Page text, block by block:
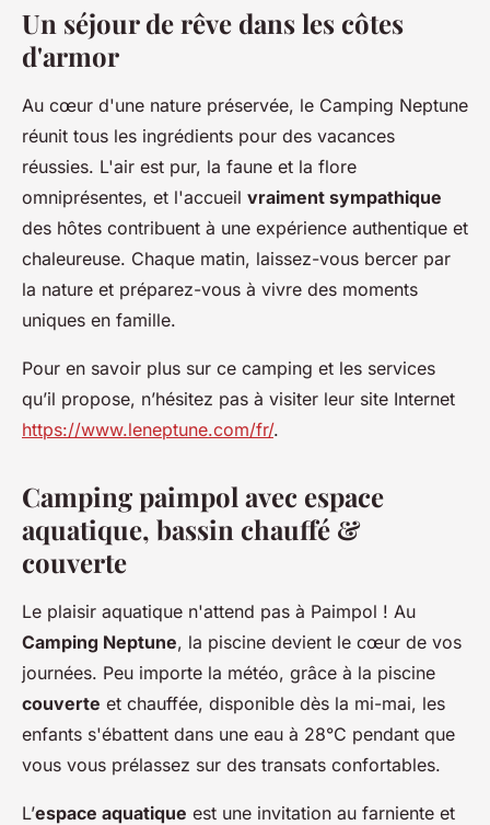
Un séjour de rêve dans les côtes
d'armor
Au cœur d'une nature préservée, le Camping Neptune
réunit tous les ingrédients pour des vacances
réussies. L'air est pur, la faune et la flore
omniprésentes, et l'accueil vraiment sympathique
des hôtes contribuent à une expérience authentique et
chaleureuse. Chaque matin, laissez-vous bercer par
la nature et préparez-vous à vivre des moments
uniques en famille.
Pour en savoir plus sur ce camping et les services
qu’il propose, n’hésitez pas à visiter leur site Internet
https://www.leneptune.com/fr/.
Camping paimpol avec espace
aquatique, bassin chauffé &
couverte
Le plaisir aquatique n'attend pas à Paimpol ! Au
Camping Neptune, la piscine devient le cœur de vos
journées. Peu importe la météo, grâce à la piscine
couverte et chauffée, disponible dès la mi-mai, les
enfants s'ébattent dans une eau à 28°C pendant que
vous vous prélassez sur des transats confortables.
L’espace aquatique est une invitation au farniente et